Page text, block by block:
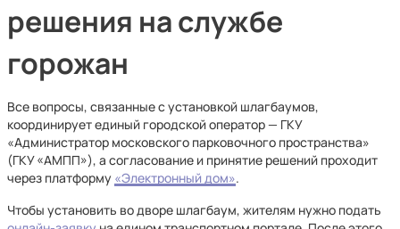
решения на службе
горожан
Все вопросы, связанные с установкой шлагбаумов,
координирует единый городской оператор — ГКУ
«Администратор московского парковочного пространства»
(ГКУ «АМПП»), а согласование и принятие решений проходит
через платформу «Электронный дом».
Чтобы установить во дворе шлагбаум, жителям нужно подать